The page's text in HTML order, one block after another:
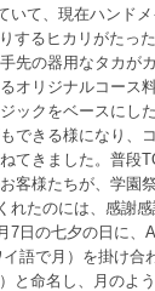
いて、現在ハンド
するヒカリがたっ
先の器用なタカが
オリジナルコース
ックをベースにし
できる様になり、
てきました。普段
客様たちが、学園
れたのには、感謝感
7日の七夕の日に、
語で月）を掛け合
と命名し、月のよ